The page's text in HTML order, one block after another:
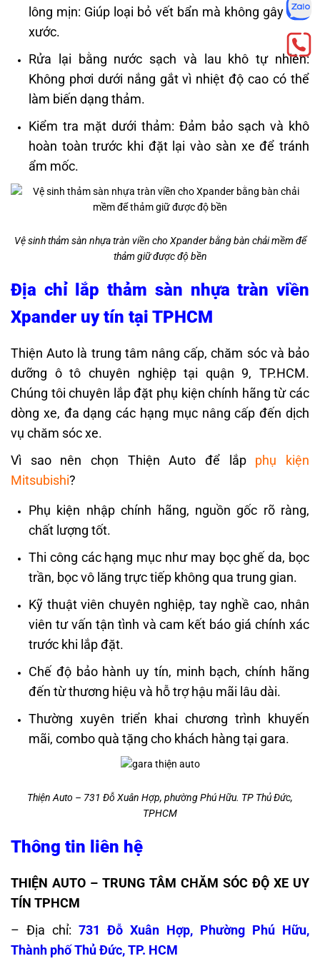
lông mịn: Giúp loại bỏ vết bẩn mà không gây trầy
xước.
Rửa lại bằng nước sạch và lau khô tự nhiên:
Không phơi dưới nắng gắt vì nhiệt độ cao có thể
làm biến dạng thảm.
Kiểm tra mặt dưới thảm: Đảm bảo sạch và khô
hoàn toàn trước khi đặt lại vào sàn xe để tránh
ẩm mốc.
Vệ sinh thảm sàn nhựa tràn viền cho Xpander bằng bàn chải mềm để
thảm giữ được độ bền
Địa chỉ lắp thảm sàn nhựa tràn viền
Xpander uy tín tại TPHCM
Thiện Auto là trung tâm nâng cấp, chăm sóc và bảo
dưỡng ô tô chuyên nghiệp tại quận 9, TP.HCM.
Chúng tôi chuyên lắp đặt phụ kiện chính hãng từ các
dòng xe, đa dạng các hạng mục nâng cấp đến dịch
vụ chăm sóc xe.
Vì sao nên chọn Thiện Auto để lắp phụ kiện
Mitsubishi?
Phụ kiện nhập chính hãng, nguồn gốc rõ ràng,
chất lượng tốt.
Thi công các hạng mục như may bọc ghế da, bọc
trần, bọc vô lăng trực tiếp không qua trung gian.
Kỹ thuật viên chuyên nghiệp, tay nghề cao, nhân
viên tư vấn tận tình và cam kết báo giá chính xác
trước khi lắp đặt.
Chế độ bảo hành uy tín, minh bạch, chính hãng
đến từ thương hiệu và hỗ trợ hậu mãi lâu dài.
Thường xuyên triển khai chương trình khuyến
mãi, combo quà tặng cho khách hàng tại gara.
Thiện Auto – 731 Đỗ Xuân Hợp, phường Phú Hữu. TP Thủ Đức,
TPHCM
Thông tin liên hệ
THIỆN AUTO – TRUNG TÂM CHĂM SÓC ĐỘ XE UY
TÍN TPHCM
– Địa chỉ: 731 Đỗ Xuân Hợp, Phường Phú Hữu,
Thành phố Thủ Đức, TP. HCM